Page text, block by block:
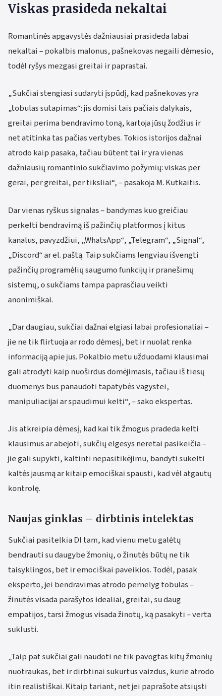
Viskas prasideda nekaltai
Romantinės apgavystės dažniausiai prasideda labai
nekaltai – pokalbis malonus, pašnekovas negaili dėmesio,
todėl ryšys mezgasi greitai ir paprastai.
„Sukčiai stengiasi sudaryti įspūdį, kad pašnekovas yra
„tobulas sutapimas“: jis domisi tais pačiais dalykais,
greitai perima bendravimo toną, kartoja jūsų žodžius ir
net atitinka tas pačias vertybes. Tokios istorijos dažnai
atrodo kaip pasaka, tačiau būtent tai ir yra vienas
dažniausių romantinio sukčiavimo požymių: viskas per
gerai, per greitai, per tiksliai“, – pasakoja M. Kutkaitis.
Dar vienas ryškus signalas – bandymas kuo greičiau
perkelti bendravimą iš pažinčių platformos į kitus
kanalus, pavyzdžiui, „WhatsApp“, „Telegram“, „Signal“,
„Discord“ ar el. paštą. Taip sukčiams lengviau išvengti
pažinčių programėlių saugumo funkcijų ir pranešimų
sistemų, o sukčiams tampa paprasčiau veikti
anonimiškai.
„Dar daugiau, sukčiai dažnai elgiasi labai profesionaliai –
jie ne tik flirtuoja ar rodo dėmesį, bet ir nuolat renka
informaciją apie jus. Pokalbio metu užduodami klausimai
gali atrodyti kaip nuoširdus domėjimasis, tačiau iš tiesų
duomenys bus panaudoti tapatybės vagystei,
manipuliacijai ar spaudimui kelti“, – sako ekspertas.
Jis atkreipia dėmesį, kad kai tik žmogus pradeda kelti
klausimus ar abejoti, sukčių elgesys neretai pasikeičia –
jie gali supykti, kaltinti nepasitikėjimu, bandyti sukelti
kaltės jausmą ar kitaip emociškai spausti, kad vėl atgautų
kontrolę.
Naujas ginklas – dirbtinis intelektas
Sukčiai pasitelkia DI tam, kad vienu metu galėtų
bendrauti su daugybe žmonių, o žinutės būtų ne tik
taisyklingos, bet ir emociškai paveikios. Todėl, pasak
eksperto, jei bendravimas atrodo pernelyg tobulas –
žinutės visada parašytos idealiai, greitai, su daug
empatijos, tarsi žmogus visada žinotų, ką pasakyti – verta
suklusti.
„Taip pat sukčiai gali naudoti ne tik pavogtas kitų žmonių
nuotraukas, bet ir dirbtinai sukurtus vaizdus, kurie atrodo
itin realistiškai. Kitaip tariant, net jei paprašote atsiųsti